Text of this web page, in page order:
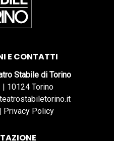
E CONTATTI
Stabile di Torino
10124 Torino
| Privacy Policy